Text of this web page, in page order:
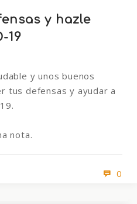
y hazle
19
y unos buenos
tus defensas y ayudar a
nota.
0